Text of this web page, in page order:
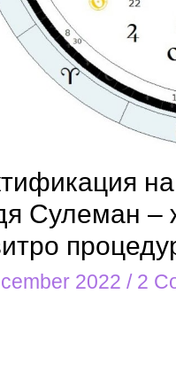
Сулеман –
2022/ 2